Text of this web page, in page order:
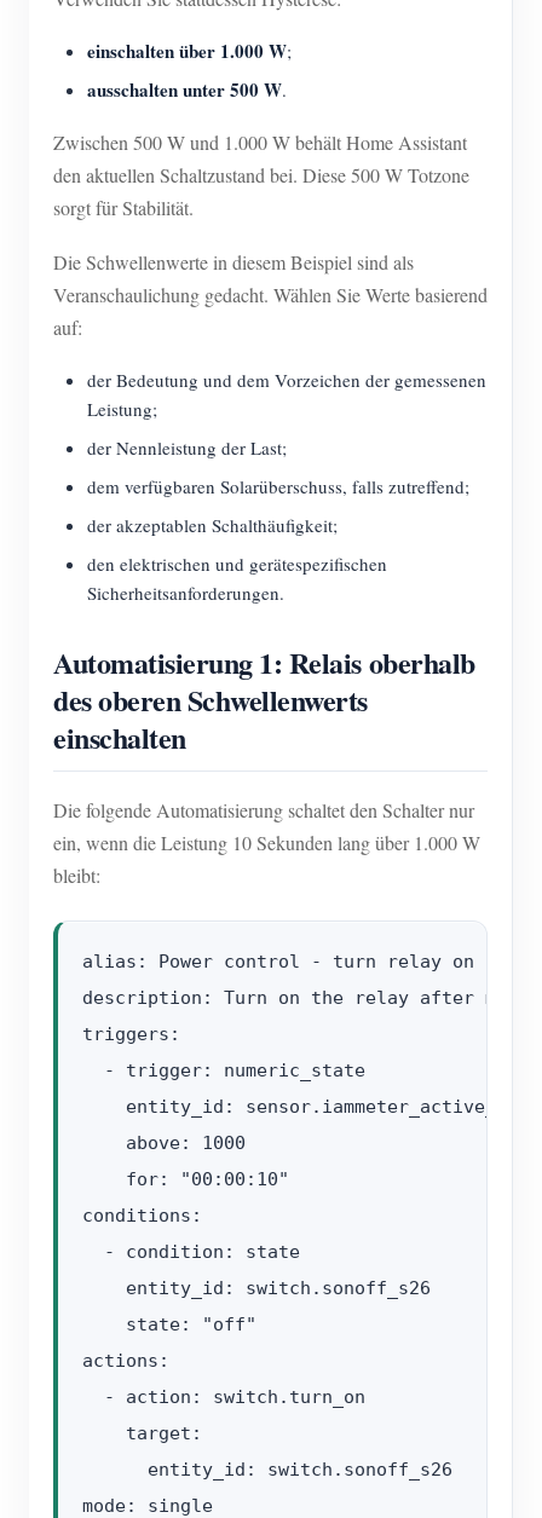
einschalten über 1.000 W;
ausschalten unter 500 W.
Zwischen 500 W und 1.000 W behält Home Assistant
den aktuellen Schaltzustand bei. Diese 500 W Totzone
sorgt für Stabilität.
Die Schwellenwerte in diesem Beispiel sind als
Veranschaulichung gedacht. Wählen Sie Werte basierend
auf:
der Bedeutung und dem Vorzeichen der gemessenen
Leistung;
der Nennleistung der Last;
dem verfügbaren Solarüberschuss, falls zutreffend;
der akzeptablen Schalthäufigkeit;
den elektrischen und gerätespezifischen
Sicherheitsanforderungen.
Automatisierung 1: Relais oberhalb
des oberen Schwellenwerts
einschalten
Die folgende Automatisierung schaltet den Schalter nur
ein, wenn die Leistung 10 Sekunden lang über 1.000 W
bleibt:
alias: Power control - turn relay on
description: Turn on the relay after
triggers:
  - trigger: numeric_state
entity_id:
    above: 1000
    for: "00:00:10"
conditions:
  - condition: state
    entity_id: switch.sonoff_s26
    state: "off"
actions:
  - action: switch.turn_on
    target:
      entity_id: switch.sonoff_s26